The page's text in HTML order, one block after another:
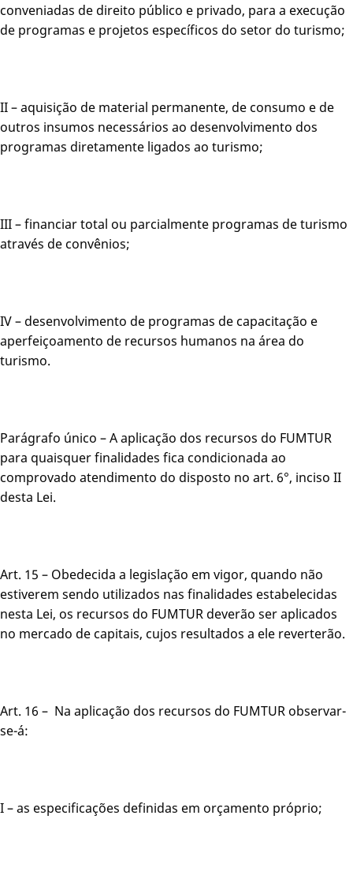
conveniadas de direito público e privado, para a execução
de programas e projetos específicos do setor do turismo;
II – aquisição de material permanente, de consumo e de
outros insumos necessários ao desenvolvimento dos
programas diretamente ligados ao turismo;
III – financiar total ou parcialmente programas de turismo
através de convênios;
IV – desenvolvimento de programas de capacitação e
aperfeiçoamento de recursos humanos na área do
turismo.
Parágrafo único – A aplicação dos recursos do FUMTUR
para quaisquer finalidades fica condicionada ao
comprovado atendimento do disposto no art. 6°, inciso II
desta Lei.
Art. 15 – Obedecida a legislação em vigor, quando não
estiverem sendo utilizados nas finalidades estabelecidas
nesta Lei, os recursos do FUMTUR deverão ser aplicados
no mercado de capitais, cujos resultados a ele reverterão.
Art. 16 – Na aplicação dos recursos do FUMTUR observar-
se-á:
I – as especificações definidas em orçamento próprio;